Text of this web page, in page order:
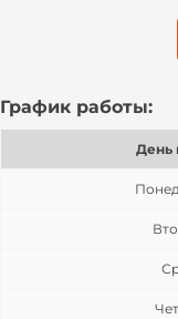
График работы:
День